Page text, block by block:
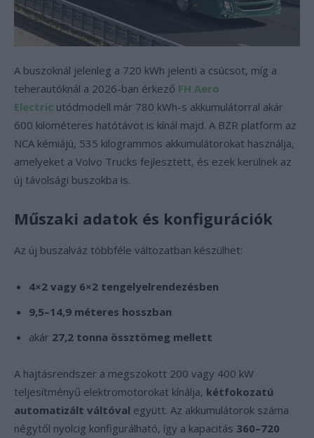
A buszoknál jelenleg a 720 kWh jelenti a csúcsot, míg a
teherautóknál a 2026-ban érkező FH Aero
Electric utódmodell már 780 kWh-s akkumulátorral akár
600 kilométeres hatótávot is kínál majd. A BZR platform az
NCA kémiájú, 535 kilogrammos akkumulátorokat használja,
amelyeket a Volvo Trucks fejlesztett, és ezek kerülnek az
új távolsági buszokba is.
Műszaki adatok és konfigurációk
Az új buszalváz többféle változatban készülhet:
4×2 vagy 6×2 tengelyelrendezésben
9,5–14,9 méteres hosszban
akár 27,2 tonna össztömeg mellett
A hajtásrendszer a megszokott 200 vagy 400 kW
teljesítményű elektromotorokat kínálja, kétfokozatú
automatizált váltóval együtt. Az akkumulátorok száma
négytől nyolcig konfigurálható, így a kapacitás 360–720